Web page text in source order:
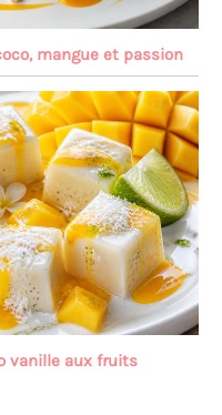
mangue et passion
vanille aux fruits